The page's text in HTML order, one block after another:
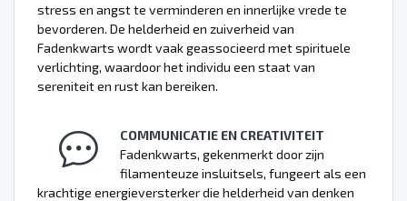
stress en angst te verminderen en innerlijke vrede te
bevorderen. De helderheid en zuiverheid van
Fadenkwarts wordt vaak geassocieerd met spirituele
verlichting, waardoor het individu een staat van
sereniteit en rust kan bereiken.
COMMUNICATIE EN CREATIVITEIT
Fadenkwarts, gekenmerkt door zijn
filamenteuze insluitsels, fungeert als een
krachtige energieversterker die helderheid van denken